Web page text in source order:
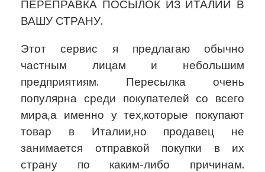
ПЕРЕПРАВКА ПОСЫЛОК ИЗ ИТАЛИИ В
ВАШУ СТРАНУ.
Этот сервис я предлагаю обычно
частным лицам и небольшим
предприятиям. Пересылка очень
популярна среди покупателей со всего
мира,а именно у тех,которые покупают
товар в Италии,но продавец не
занимается отправкой покупки в их
страну по каким-либо причинам.